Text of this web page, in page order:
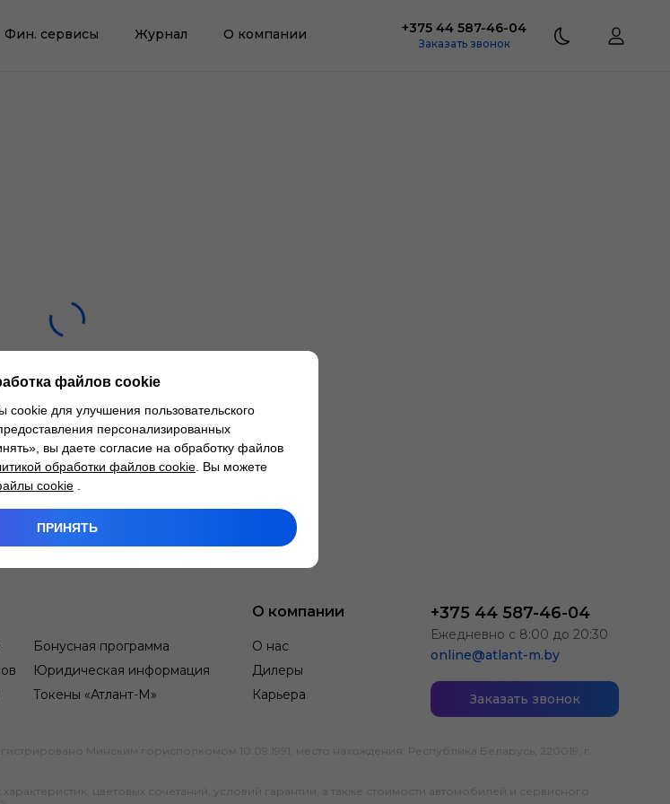
Фин. сервисы Журнал О компании +375 44 587-46-04
Заказать звонок
Бонусная программа
Юридическая информация
Токены «Атлант-М»
О компании
О нас
Дилеры
Карьера
+375 44 587-46-04
Ежедневно с 8:00 до 20:30
online@atlant-m.by
Заказать звонок
Минским горисполкомом 10.09.1991; место нахождения: Республика Беларусь, 220019, г.
цветовых сочетаний, условий гарантии, а также стоимости автомобилей и сервисного
файлов cookie
для улучшения пользовательского
персонализированных
вы даете согласие на обработку файлов
обработки файлов cookie . Вы можете
cookie
ПРИНЯТЬ